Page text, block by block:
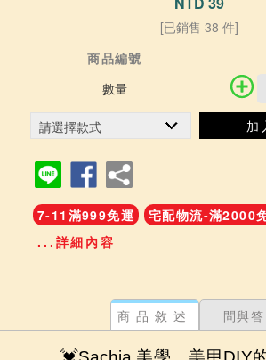
[已銷售 38 件]
商品編號
數量
加
7-11滿999免運
宅配物流-滿2000
...詳細內容
商品敘述 問與答